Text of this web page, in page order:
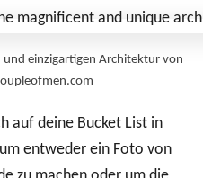
einzigartigen Architektur von
auf deine Bucket List in
entweder ein Foto von